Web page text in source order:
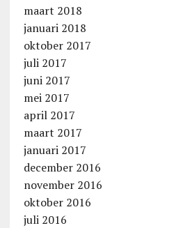
maart 2018
januari 2018
oktober 2017
juli 2017
juni 2017
mei 2017
april 2017
maart 2017
januari 2017
december 2016
november 2016
oktober 2016
juli 2016